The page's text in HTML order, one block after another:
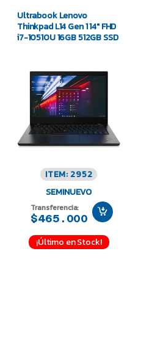
Ultrabook Lenovo
Thinkpad L14 Gen 1 14″ FHD
i7-10510U 16GB 512GB SSD
ITEM: 2952
SEMINUEVO
Transferencia:
$465.000
¡Último en Stock!